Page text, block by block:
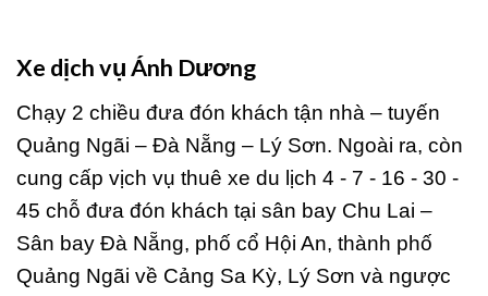
Xe dịch vụ Ánh Dương
Chạy 2 chiều đưa đón khách tận nhà – tuyến
Quảng Ngãi – Đà Nẵng – Lý Sơn. Ngoài ra, còn
cung cấp vịch vụ thuê xe du lịch 4 - 7 - 16 - 30 -
45 chỗ đưa đón khách tại sân bay Chu Lai –
Sân bay Đà Nẵng, phố cổ Hội An, thành phố
Quảng Ngãi về Cảng Sa Kỳ, Lý Sơn và ngược